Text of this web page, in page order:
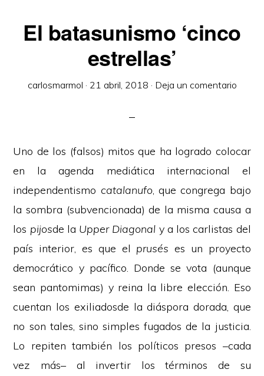
El batasunismo ‘cinco
estrellas’
carlosmarmol · 21 abril, 2018 · Deja un comentario
Uno de los (falsos) mitos que ha logrado colocar
en la agenda mediática internacional el
independentismo catalanufo, que congrega bajo
la sombra (subvencionada) de la misma causa a
los pijosde la Upper Diagonal y a los carlistas del
país interior, es que el prusés es un proyecto
democrático y pacífico. Donde se vota (aunque
sean pantomimas) y reina la libre elección. Eso
cuentan los exiliadosde la diáspora dorada, que
no son tales, sino simples fugados de la justicia.
Lo repiten también los políticos presos –cada
vez más– al invertir los términos de su